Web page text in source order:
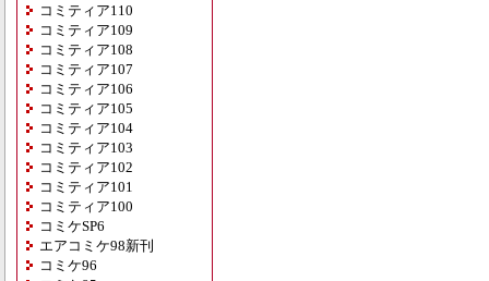
コミティア110
コミティア109
コミティア108
コミティア107
コミティア106
コミティア105
コミティア104
コミティア103
コミティア102
コミティア101
コミティア100
コミケSP6
エアコミケ98新刊
コミケ96